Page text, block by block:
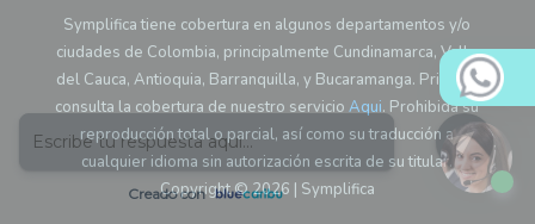
Symplifica tiene cobertura en algunos departamentos y/o
ciudades de Colombia, principalmente Cundinamarca, Valle
del Cauca, Antioquia, Barranquilla, y Bucaramanga. Primero
consulta la cobertura de nuestro servicioAqui. Prohibida su
reproducción total o parcial, así como su traducción a
cualquier idioma sin autorización escrita de su titular.
Copyright © 2026 | Symplifica